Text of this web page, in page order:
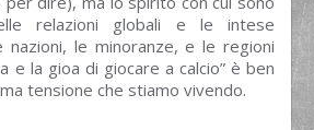
relazioni globali e le intese
nazioni, le minoranze, e le regioni
e la gioa di giocare a calcio” è ben
tensione che stiamo vivendo.